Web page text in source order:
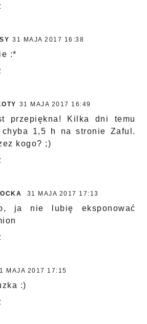
31 MAJA 2017 16:38
:*
31 MAJA 2017 16:49
przepiękna! Kilka dni temu
chyba 1,5 h na stronie Zaful.
kogo? ;)
31 MAJA 2017 17:13
ja nie lubię eksponować
MAJA 2017 17:15
:)